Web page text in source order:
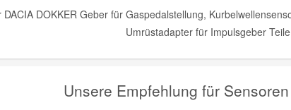
DACIA DOKKER Geber für Gaspedalstellung,
Umrüstadapter für Impulsgeber
Unsere Empfehlung für